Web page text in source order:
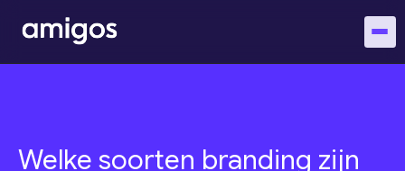
Welke soorten branding zijn